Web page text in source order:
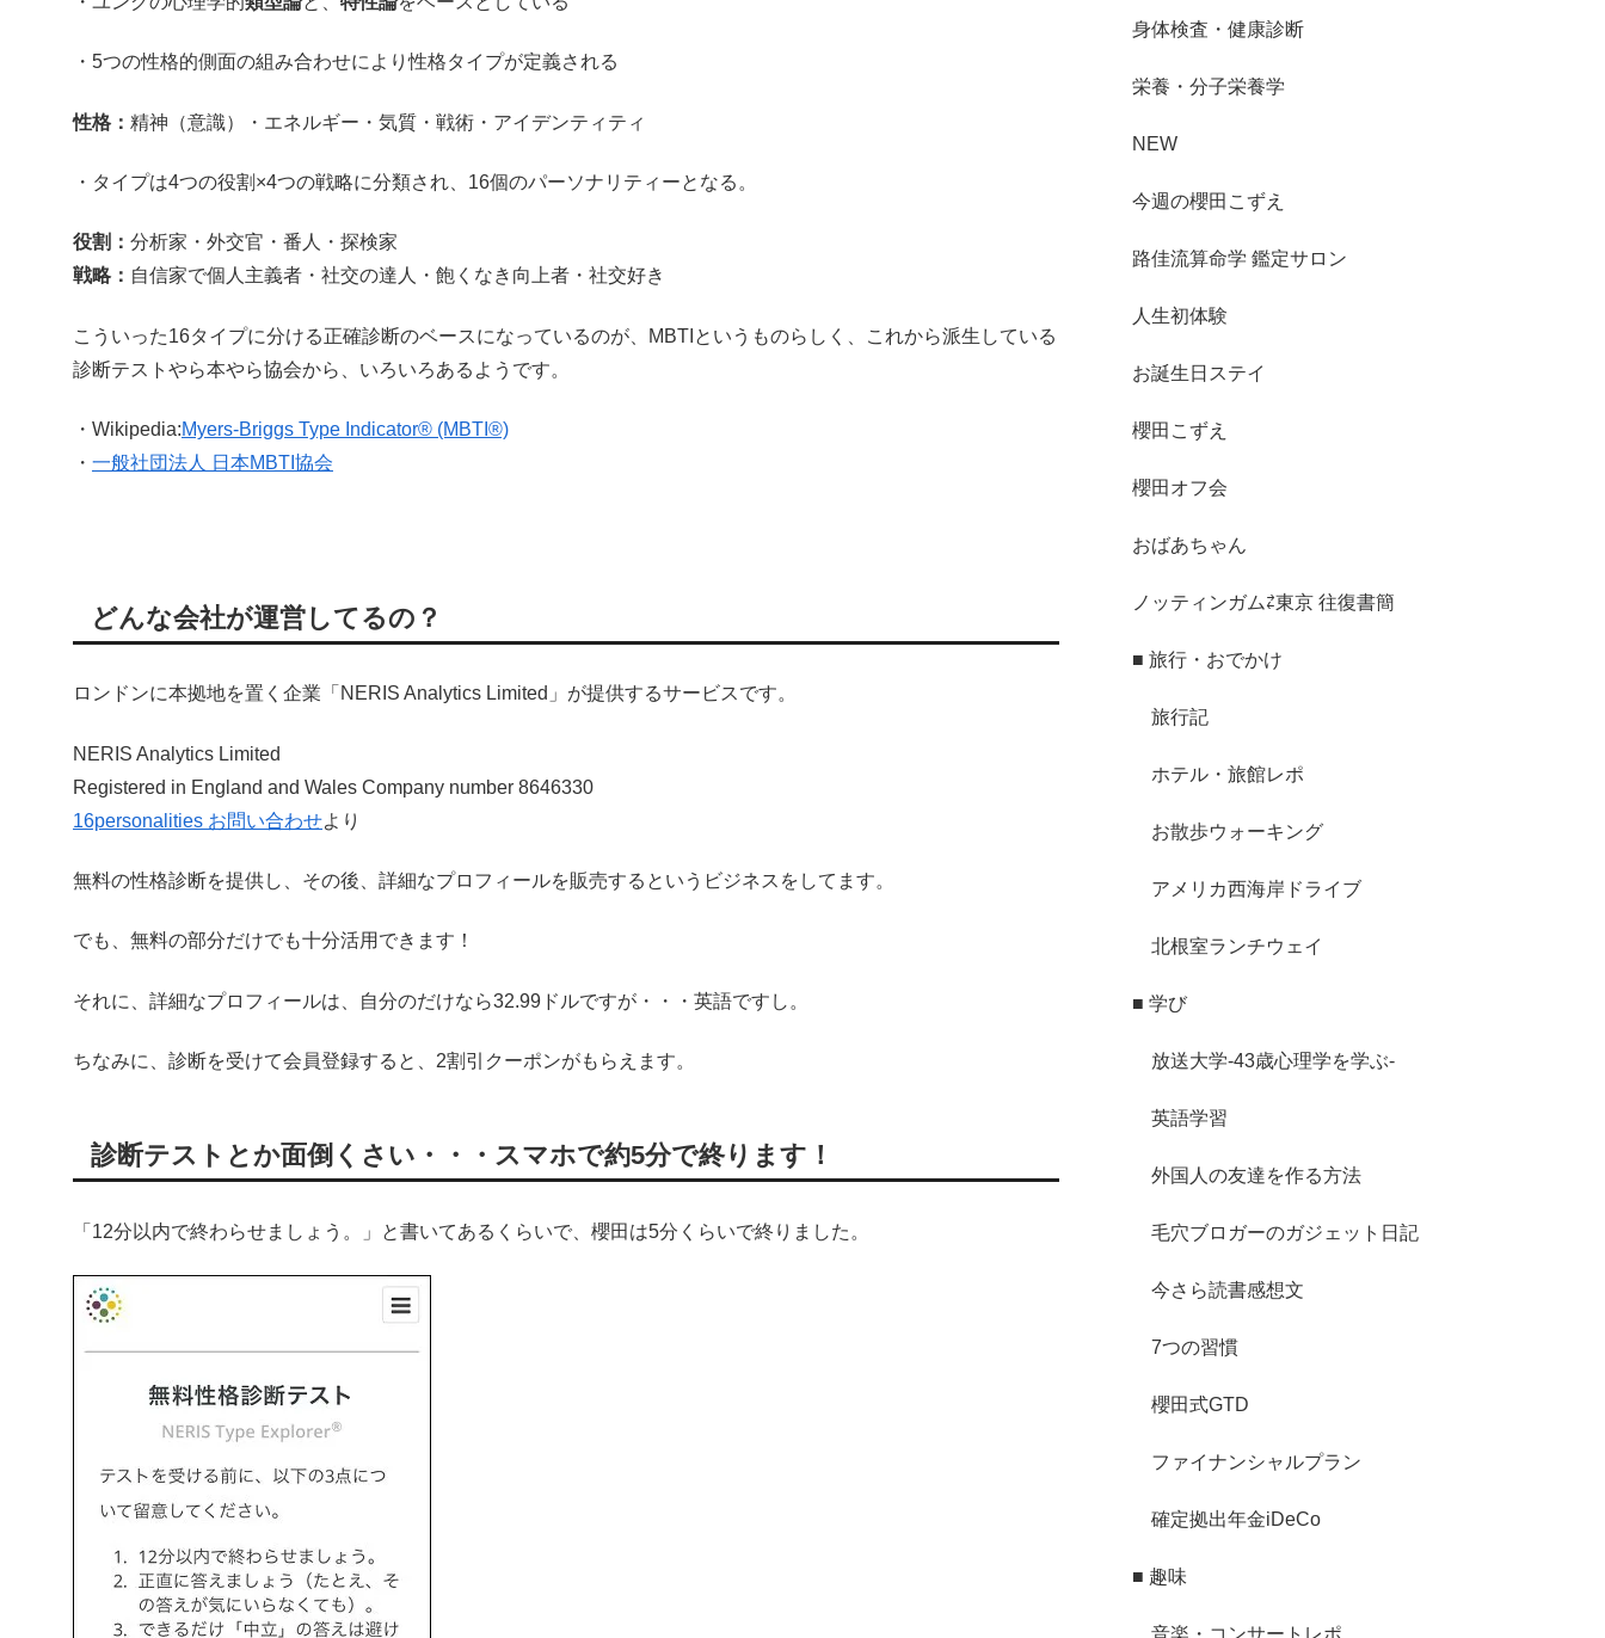
・5つの性格的側面の組み合わせにより性格タイプが定義される
性格： 精神（意識）・エネルギー・気質・戦術・アイデンティティ
・タイプは4つの役割×4つの戦略に分類され、16個のパーソナリティーとなる。
役割： 分析家・外交官・番人・探検家
戦略： 自信家で個人主義者・社交の達人・飽くなき向上者・社交好き
こういった16タイプに分ける正確診断のベースになっているのが、MBTIというものらしく、これから派生している
診断テストやら本やら協会から、いろいろあるようです。
・Wikipedia:Myers-Briggs Type Indicator® (MBTI®)
・ 一般社団法人 日本MBTI協会
どんな会社が運営してるの？
ロンドンに本拠地を置く企業「NERIS Analytics Limited」が提供するサービスです。
NERIS Analytics Limited
Registered in England and Wales Company number 8646330
16personalities お問い合わせより
無料の性格診断を提供し、その後、詳細なプロフィールを販売するというビジネスをしてます。
でも、無料の部分だけでも十分活用できます！
それに、詳細なプロフィールは、自分のだけなら32.99ドルですが・・・英語ですし。
ちなみに、診断を受けて会員登録すると、2割引クーポンがもらえます。
診断テストとか面倒くさい・・・スマホで約5分で終ります！
「12分以内で終わらせましょう。」と書いてあるくらいで、櫻田は5分くらいで終りました。
身体検査・健康診断
栄養・分子栄養学
NEW
今週の櫻田こずえ
路佳流算命学 鑑定サロン
人生初体験
お誕生日ステイ
櫻田こずえ
櫻田オフ会
おばあちゃん
ノッティンガム⇄東京 往復書簡
■ 旅行・おでかけ
旅行記
ホテル・旅館レポ
お散歩ウォーキング
アメリカ西海岸ドライブ
北根室ランチウェイ
■ 学び
放送大学-43歳心理学を学ぶ-
英語学習
外国人の友達を作る方法
毛穴ブロガーのガジェット日記
今さら読書感想文
7つの習慣
櫻田式GTD
ファイナンシャルプラン
確定拠出年金iDeCo
■ 趣味
音楽・コンサートレポ